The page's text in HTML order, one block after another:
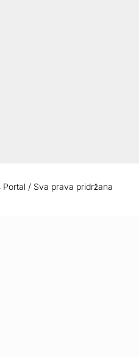
/ Sva prava pridržana